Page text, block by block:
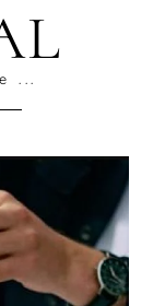
...